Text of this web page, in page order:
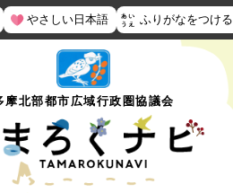
やさしい日本語 ふりがなをつける
摩北部都市広域行政圏協議会